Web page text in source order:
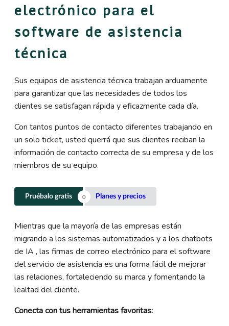
electrónico para el
software de asistencia
técnica
Sus equipos de asistencia técnica trabajan arduamente
para garantizar que las necesidades de todos los
clientes se satisfagan rápida y eficazmente cada día.
Con tantos puntos de contacto diferentes trabajando en
un solo ticket, usted querrá que sus clientes reciban la
información de contacto correcta de su empresa y de los
miembros de su equipo.
Pruébalo gratis Planes y precios
Mientras que la mayoría de las empresas están
migrando a los sistemas automatizados y a los chatbots
de IA , las firmas de correo electrónico para el software
del servicio de asistencia es una forma fácil de mejorar
las relaciones, fortaleciendo su marca y fomentando la
lealtad del cliente.
Conecta con tus herramientas favoritas: